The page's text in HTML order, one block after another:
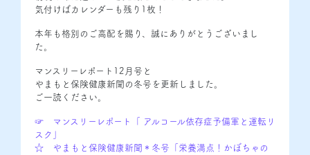
気付けばカレンダーも残り1枚！
本年も格別のご高配を賜り、誠にありがとうございまし
た。
マンスリーレポート12月号と
やまもと保険健康新聞の冬号を更新しました。
ご一読ください。
☞ マンスリーレポート「 アルコール依存症予備軍と運転リ
スク」
☆ やまもと保険健康新聞＊冬号「栄養満点！かぼちゃの